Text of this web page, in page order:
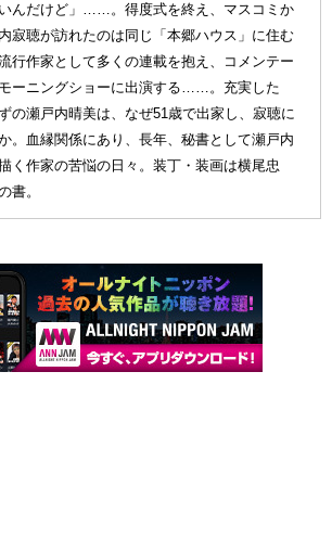
んだけど」……。得度式を終え、マスコミか
寂聴が訪れたのは同じ「本郷ハウス」に住む
行作家として多くの連載を抱え、コメンテー
ーニングショーに出演する……。充実した
の瀬戸内晴美は、なぜ51歳で出家し、寂聴に
。血縁関係にあり、長年、秘書として瀬戸内
く作家の苦悩の日々。装丁・装画は横尾忠
書。